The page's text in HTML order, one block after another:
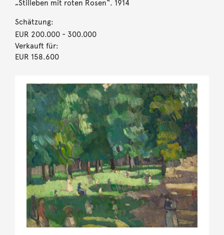
„Stilleben mit roten Rosen“. 1914
Schätzung:
EUR 200.000- 300.000
Verkauft für:
EUR 158.600